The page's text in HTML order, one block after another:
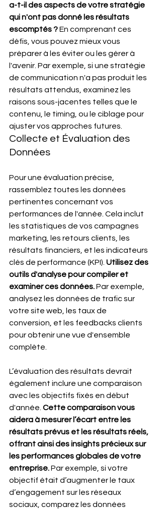
a-t-il des aspects de votre stratégie
qui n'ont pas donné les résultats
escomptés ? En comprenant ces
défis, vous pouvez mieux vous
préparer à les éviter ou les gérer à
l'avenir. Par exemple, si une stratégie
de communication n'a pas produit les
résultats attendus, examinez les
raisons sous-jacentes telles que le
contenu, le timing, ou le ciblage pour
ajuster vos approches futures.
Collecte et Évaluation des
Données
Pour une évaluation précise,
rassemblez toutes les données
pertinentes concernant vos
performances de l'année. Cela inclut
les statistiques de vos campagnes
marketing, les retours clients, les
résultats financiers, et les indicateurs
clés de performance (KPI). Utilisez des
outils d'analyse pour compiler et
examiner ces données. Par exemple,
analysez les données de trafic sur
votre site web, les taux de
conversion, et les feedbacks clients
pour obtenir une vue d'ensemble
complète.
L’évaluation des résultats devrait
également inclure une comparaison
avec les objectifs fixés en début
d'année. Cette comparaison vous
aidera à mesurer l’écart entre les
résultats prévus et les résultats réels,
offrant ainsi des insights précieux sur
les performances globales de votre
entreprise. Par exemple, si votre
objectif était d’augmenter le taux
d’engagement sur les réseaux
sociaux, comparez les données